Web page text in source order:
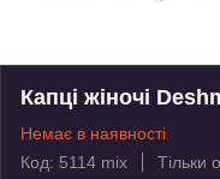
Капці жіночі
Немає в наявності
Код: 5114 mix
Тільки